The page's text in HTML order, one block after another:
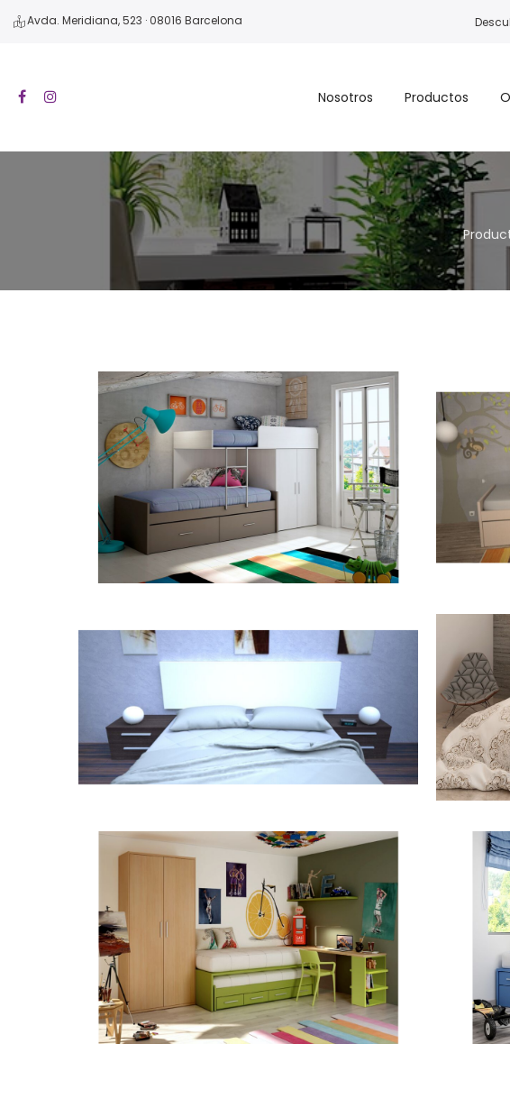
Avda. Meridiana, 523 · 08016 Barcelona
Nosotros Productos
Composición Charly Nieve
Dormitorio matrimonio G547
Composición Charly 192